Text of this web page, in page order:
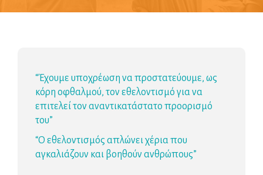
“Έχουμε υποχρέωση να προστατεύουμε, ως
κόρη οφθαλμού, τον εθελοντισμό για να
επιτελεί τον αναντικατάστατο προορισμό
του”
“Ο εθελοντισμός απλώνει χέρια που
αγκαλιάζουν και βοηθούν ανθρώπους”